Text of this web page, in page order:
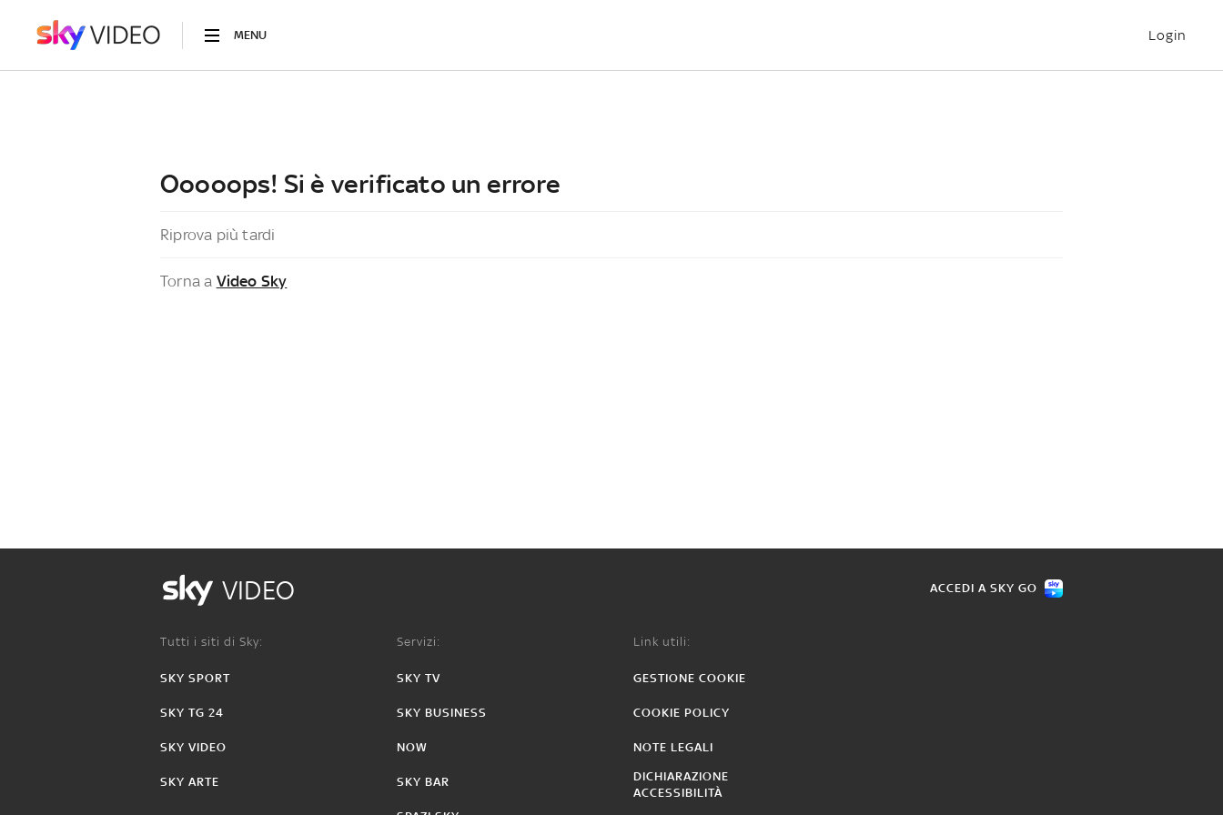
MENU Login
Ooooops! Si è verificato un errore
Riprova più tardi
Torna a Video Sky
VIDEO ACCEDI A SKY GO
Tutti i siti di Sky:
SKY SPORT
SKY TG 24
SKY VIDEO
SKY ARTE
Servizi:
SKY TV
SKY BUSINESS
NOW
SKY BAR
Link utili:
GESTIONE COOKIE
COOKIE POLICY
NOTE LEGALI
DICHIARAZIONE
ACCESSIBILITÀ